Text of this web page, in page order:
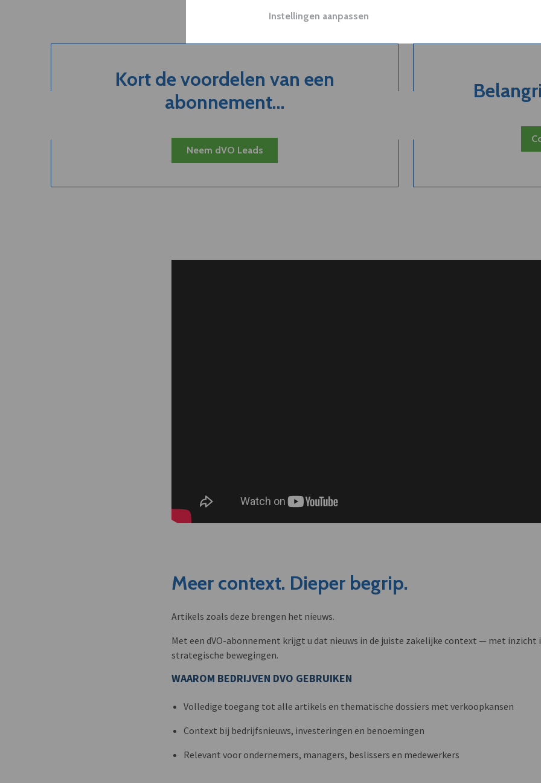
Instellingen aanpassen
Kort de voordelen van een
abonnement...
Neem dVO Leads
Meer context. Dieper begrip.
Artikels zoals deze brengen het nieuws.
Met een dVO-abonnement krijgt u dat nieuws in de juiste zakelijke context — met inzicht
strategische bewegingen.
WAAROM BEDRIJVEN DVO GEBRUIKEN
Volledige toegang tot alle artikels en thematische dossiers met verkoopkansen
Context bij bedrijfsnieuws, investeringen en benoemingen
Relevant voor ondernemers, managers, beslissers en medewerkers